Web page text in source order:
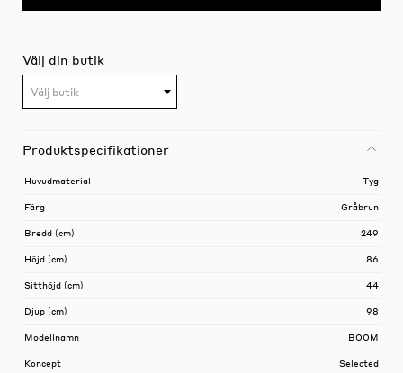
Välj din butik
Välj butik
Produktspecifikationer
Huvudmaterial Tyg
Färg Gråbrun
Bredd (cm) 249
Höjd (cm) 86
Sitthöjd (cm) 44
Djup (cm) 98
Modellnamn BOOM
Koncept Selected